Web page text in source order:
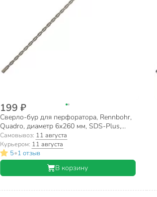
199 ₽
Сверло-бур для перфоратора, Rennbohr,
Quadro, диаметр 6х260 мм, SDS-Plus,
510626
Самовывоз: 11 августа
Курьером: 11 августа
5•1 отзыв
В корзину